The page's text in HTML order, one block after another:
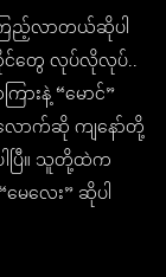
ည့်လာတယ်ဆိုပါ
းကိုင်တွေ လုပ်လိုလုပ်..
းနဲ့ “မောင်”
ောက်ဆို ကျနော်တို့
ပြီ။ သူတို့ထဲက
မေလေး” ဆိုပါ